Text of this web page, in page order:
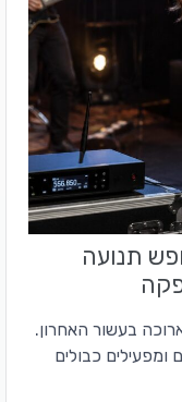
תנועה
בעשור האחרון.
ומפעילים כבולים